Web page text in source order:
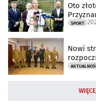
Oto
SPORT
Nowi